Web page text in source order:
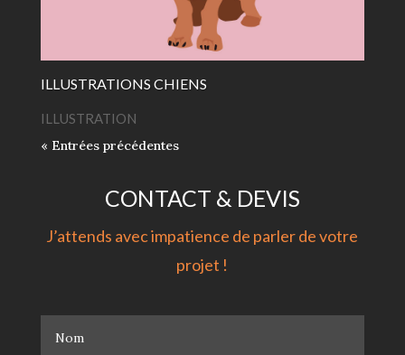
ILLUSTRATIONS CHIENS
ILLUSTRATION
« Entrées précédentes
CONTACT & DEVIS
J’attends avec impatience de parler de votre
projet !